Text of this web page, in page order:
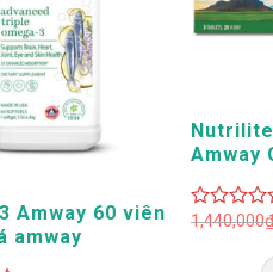
Amway 60 viên
amway
Amway
0
1,440,000